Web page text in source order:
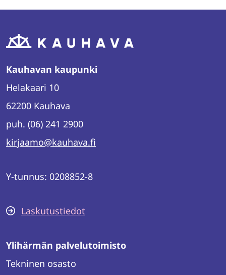
Kauhavan kaupunki
Helakaari 10
62200 Kauhava
puh. (06) 241 2900
kirjaamo@kauhava.fi
Y-tunnus: 0208852-8
Laskutustiedot
Ylihärmän palvelutoimisto
Tekninen osasto